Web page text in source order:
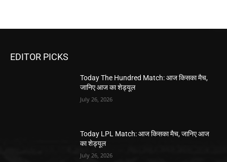
EDITOR PICKS
Today The Hundred Match: आज किसका मैच,
जानिए आज का शेड्यूल
July 26, 2026
Today LPL Match: आज किसका मैच, जानिए आज
का शेड्यूल
July 26, 2026